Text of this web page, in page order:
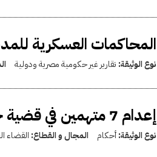
المحاكمات العسكرية
نوع الوثيقة: تقارير غير حكومية مصرية ودولية
إعدام 7 متهمين في قضية خلية بورسعيد
نوع الوثيقة:أحكام المجال و القطاع: القضاء